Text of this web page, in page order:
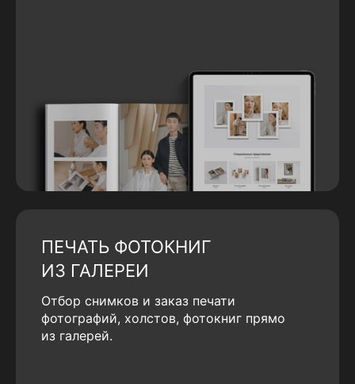
ПЕЧАТЬ ФОТОКНИГ
ИЗ ГАЛЕРЕИ
Отбор снимков и заказ печати
фотографий, холстов, фотокниг прямо
из галерей.